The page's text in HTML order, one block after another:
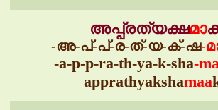
അപ്പ്രത്യക്ഷമാ
-അ-പ്-പ്-ര-ത്-യ-ക്-ഷ-
-a-p-p-ra-th-ya-k-sha-
apprathyakshamaa